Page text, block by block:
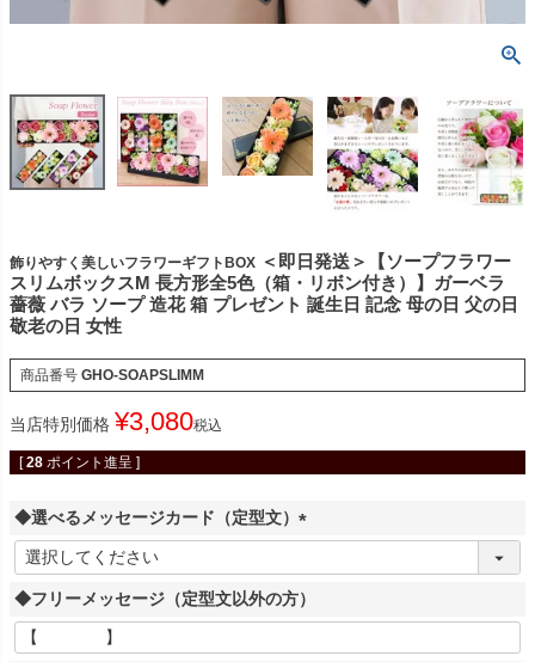
飾りやすく美しいフラワーギフトBOX ＜即日発送＞【ソープフラワー
スリムボックスM 長方形全5色（箱・リボン付き）】ガーベラ
薔薇 バラ ソープ 造花 箱 プレゼント 誕生日 記念 母の日 父の日
敬老の日 女性
商品番号 GHO-SOAPSLIMM
当店特別価格 ¥3,080税込
[ 28 ポイント進呈 ]
◆選べるメッセージカード（定型文）
必
須
)
◆フリーメッセージ（定型文以外の方）